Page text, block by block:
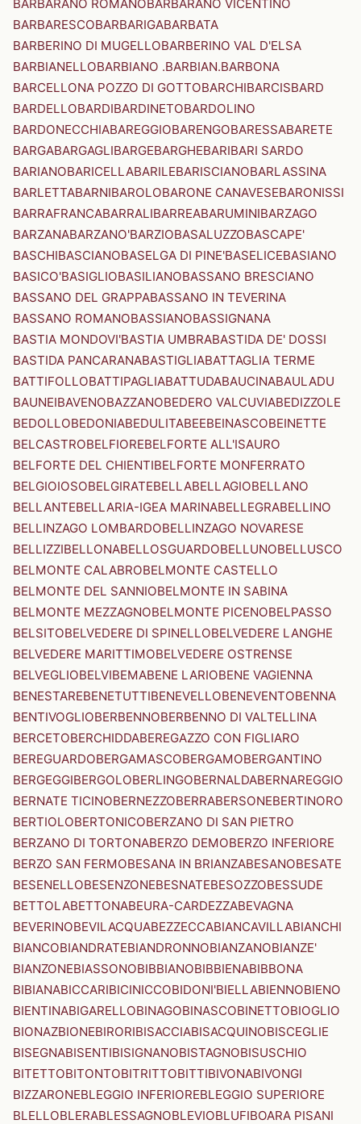
BARBARANO ROMANOBARBARANO VICENTINO
BARBARESCOBARBARIGABARBATA
BARBERINO DI MUGELLOBARBERINO VAL D'ELSA
BARBIANELLOBARBIANO .BARBIAN.BARBONA
BARCELLONA POZZO DI GOTTOBARCHIBARCISBARD
BARDELLOBARDIBARDINETOBARDOLINO
BARDONECCHIABAREGGIOBARENGOBARESSABARETE
BARGABARGAGLIBARGEBARGHEBARIBARI SARDO
BARIANOBARICELLABARILEBARISCIANOBARLASSINA
BARLETTABARNIBAROLOBARONE CANAVESEBARONISSI
BARRAFRANCABARRALIBARREABARUMINIBARZAGO
BARZANABARZANO'BARZIOBASALUZZOBASCAPE'
BASCHIBASCIANOBASELGA DI PINE'BASELICEBASIANO
BASICO'BASIGLIOBASILIANOBASSANO BRESCIANO
BASSANO DEL GRAPPABASSANO IN TEVERINA
BASSANO ROMANOBASSIANOBASSIGNANA
BASTIA MONDOVI'BASTIA UMBRABASTIDA DE' DOSSI
BASTIDA PANCARANABASTIGLIABATTAGLIA TERME
BATTIFOLLOBATTIPAGLIABATTUDABAUCINABAULADU
BAUNEIBAVENOBAZZANOBEDERO VALCUVIABEDIZZOLE
BEDOLLOBEDONIABEDULITABEEBEINASCOBEINETTE
BELCASTROBELFIOREBELFORTE ALL'ISAURO
BELFORTE DEL CHIENTIBELFORTE MONFERRATO
BELGIOIOSOBELGIRATEBELLABELLAGIOBELLANO
BELLANTEBELLARIA-IGEA MARINABELLEGRABELLINO
BELLINZAGO LOMBARDOBELLINZAGO NOVARESE
BELLIZZIBELLONABELLOSGUARDOBELLUNOBELLUSCO
BELMONTE CALABROBELMONTE CASTELLO
BELMONTE DEL SANNIOBELMONTE IN SABINA
BELMONTE MEZZAGNOBELMONTE PICENOBELPASSO
BELSITOBELVEDERE DI SPINELLOBELVEDERE LANGHE
BELVEDERE MARITTIMOBELVEDERE OSTRENSE
BELVEGLIOBELVIBEMABENE LARIOBENE VAGIENNA
BENESTAREBENETUTTIBENEVELLOBENEVENTOBENNA
BENTIVOGLIOBERBENNOBERBENNO DI VALTELLINA
BERCETOBERCHIDDABEREGAZZO CON FIGLIARO
BEREGUARDOBERGAMASCOBERGAMOBERGANTINO
BERGEGGIBERGOLOBERLINGOBERNALDABERNAREGGIO
BERNATE TICINOBERNEZZOBERRABERSONEBERTINORO
BERTIOLOBERTONICOBERZANO DI SAN PIETRO
BERZANO DI TORTONABERZO DEMOBERZO INFERIORE
BERZO SAN FERMOBESANA IN BRIANZABESANOBESATE
BESENELLOBESENZONEBESNATEBESOZZOBESSUDE
BETTOLABETTONABEURA-CARDEZZABEVAGNA
BEVERINOBEVILACQUABEZZECCABIANCAVILLABIANCHI
BIANCOBIANDRATEBIANDRONNOBIANZANOBIANZE'
BIANZONEBIASSONOBIBBIANOBIBBIENABIBBONA
BIBIANABICCARIBICINICCOBIDONI'BIELLABIENNOBIENO
BIENTINABIGARELLOBINAGOBINASCOBINETTOBIOGLIO
BIONAZBIONEBIRORIBISACCIABISACQUINOBISCEGLIE
BISEGNABISENTIBISIGNANOBISTAGNOBISUSCHIO
BITETTOBITONTOBITRITTOBITTIBIVONABIVONGI
BIZZARONEBLEGGIO INFERIOREBLEGGIO SUPERIORE
BLELLOBLERABLESSAGNOBLEVIOBLUFIBOARA PISANI